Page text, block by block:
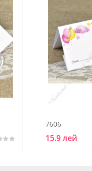
7606
15.9 лей